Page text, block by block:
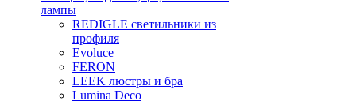
лампы
REDIGLE светильники из
профиля
Evoluce
FERON
LEEK люстры и бра
Lumina Deco